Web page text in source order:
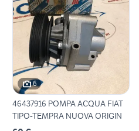
6
46437916 POMPA ACQUA FIAT
TIPO-TEMPRA NUOVA ORIGIN